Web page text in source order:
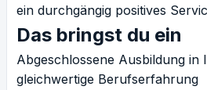
ein durchgängig positives
Das bringst du ein
Abgeschlossene Ausbildung in
gleichwertige Berufserfahrung